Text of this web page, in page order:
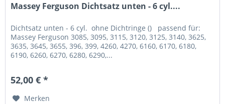
Massey Ferguson Dichtsatz unten - 6 cyl....
Dichtsatz unten - 6 cyl. ohne Dichtringe () passend für:
Massey Ferguson 3085, 3095, 3115, 3120, 3125, 3140, 3625,
3635, 3645, 3655, 396, 399, 4260, 4270, 6160, 6170, 6180,
6190, 6260, 6270, 6280, 6290,...
52,00 € *
Merken